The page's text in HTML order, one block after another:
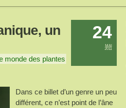
24
MAI
2011
un
monde des plantes
Dans ce billet d’un genre un peu
différent, ce n’est point de l’âne